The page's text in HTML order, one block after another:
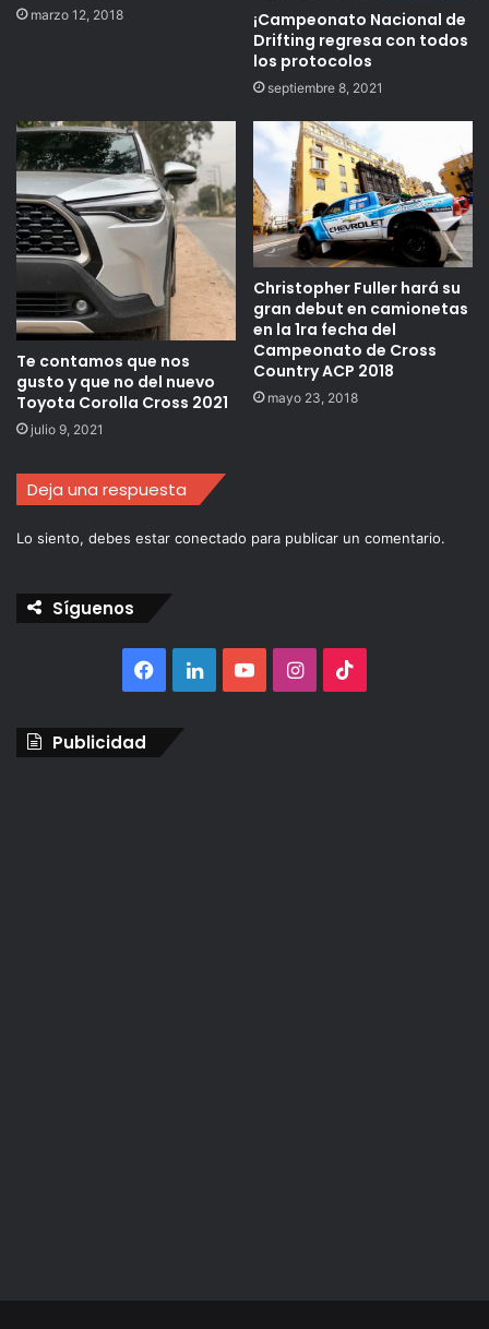
marzo 12, 2018
¡Campeonato Nacional de
Drifting regresa con todos
los protocolos
septiembre 8, 2021
Te contamos que nos
gusto y que no del nuevo
Toyota Corolla Cross 2021
julio 9, 2021
Christopher Fuller hará su
gran debut en camionetas
en la 1ra fecha del
Campeonato de Cross
Country ACP 2018
mayo 23, 2018
Deja una respuesta
Lo siento, debes estar conectado para publicar un comentario.
Síguenos
Facebook
LinkedInYouTubeInstagram
Publicidad